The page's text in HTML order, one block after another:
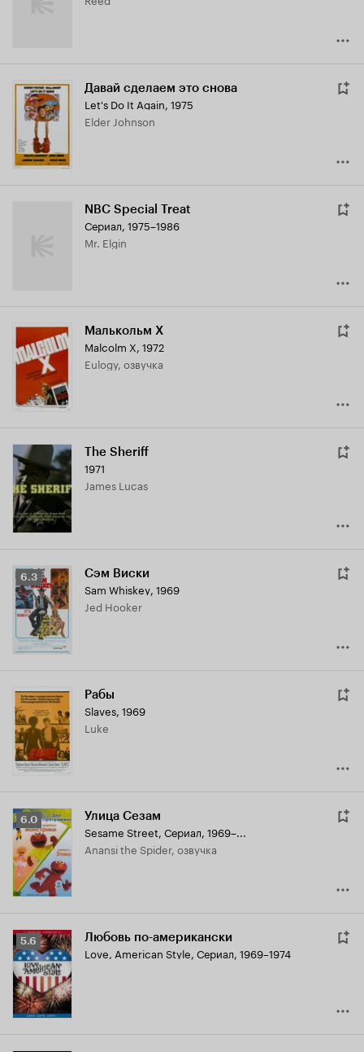
Давай сделаем это снова
Let's Do It Again, 1975
Elder Johnson
NBC Special Treat
Сериал, 1975–1986
Mr. Elgin
Малькольм X
Malcolm X, 1972
Eulogy, озвучка
The Sheriff
1971
James Lucas
Рейтинг
Кинопоиска
6.3
6.3 Сэм Виски
Sam Whiskey, 1969
Jed Hooker
Рабы
Slaves, 1969
Luke
Рейтинг
Кинопоиска
6.0
6.0 Улица Сезам
Sesame Street, Сериал, 1969–...
Anansi the Spider, озвучка
Рейтинг
Кинопоиска
5.6
5.6 Любовь по-американски
Love, American Style, Сериал, 1969–1974